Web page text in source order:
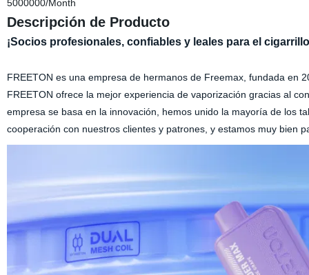
5000000/Month
Descripción de Producto
¡Socios profesionales, confiables y leales para el
FREETON es una empresa de hermanos de Freemax, fundada en
FREETON ofrece la mejor experiencia de vaporización gracias al
empresa se basa en la innovación, hemos unido la mayoría de los
cooperación con nuestros clientes y patrones, y estamos muy bien